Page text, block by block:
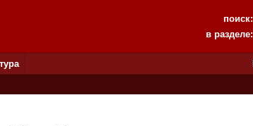
поиск:
в разделе: